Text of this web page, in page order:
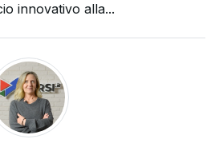
innovativo alla...